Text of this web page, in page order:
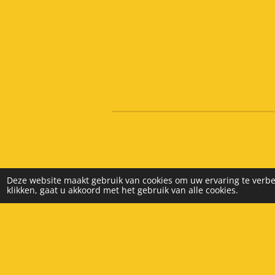
Deze website maakt gebruik van cookies om uw ervaring te
klikken, gaat u akkoord met het gebruik van alle cookies.